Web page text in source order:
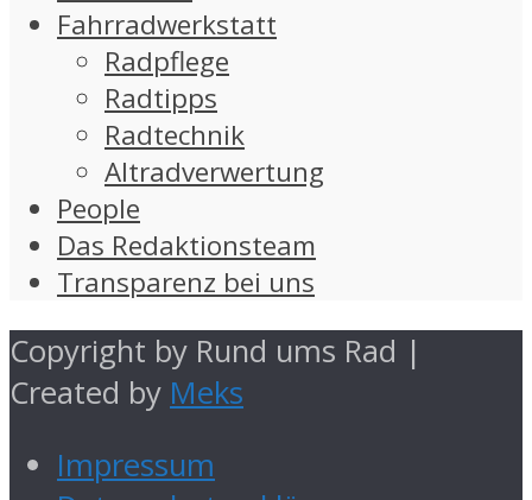
Fahrradwerkstatt
Radpflege
Radtipps
Radtechnik
Altradverwertung
People
Das Redaktionsteam
Transparenz bei uns
Copyright by Rund ums Rad |
Created by Meks
Impressum